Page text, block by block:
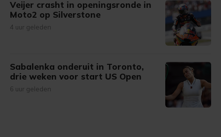
Veijer crasht in openingsronde in
Moto2 op Silverstone
4 uur geleden
Sabalenka onderuit in Toronto,
drie weken voor start US Open
6 uur geleden